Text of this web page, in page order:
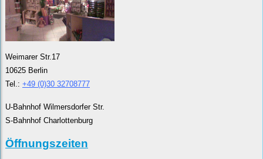
Weimarer Str.17
10625 Berlin
Tel.: +49 (0)30 32708777
U-Bahnhof Wilmersdorfer Str.
S-Bahnhof Charlottenburg
Öffnungszeiten